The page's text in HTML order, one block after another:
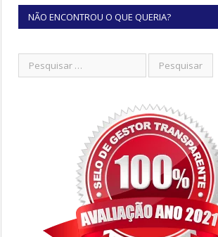
NÃO ENCONTROU O QUE QUERIA?